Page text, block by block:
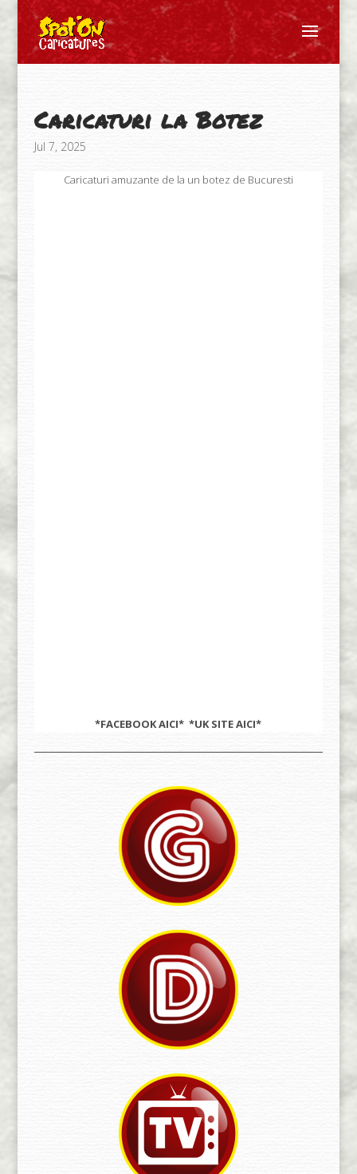
Caricaturi la Botez
Jul 7, 2025
Caricaturi amuzante de la un botez de Bucuresti
*FACEBOOKAICI* *UK SITEAICI*